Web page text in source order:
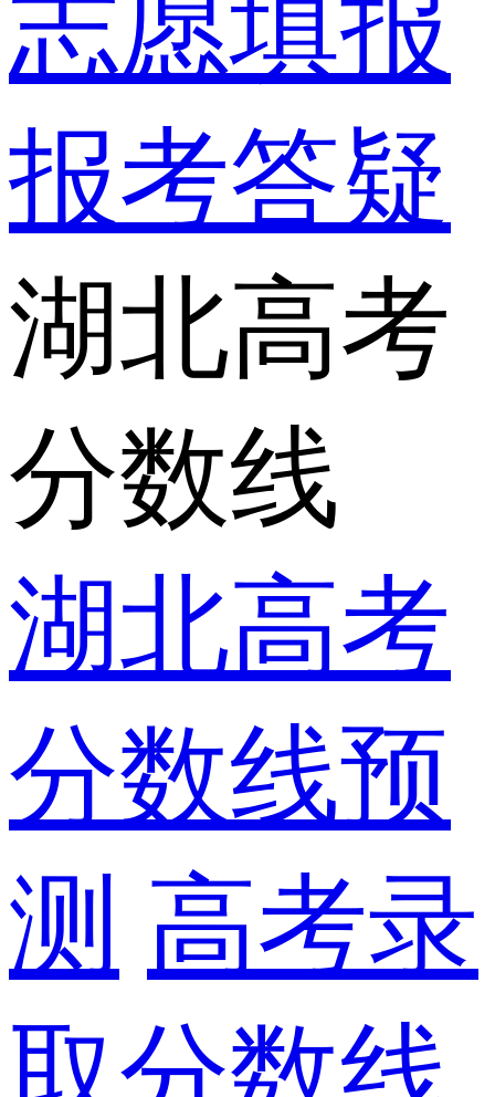
志愿填报
报考答疑
湖北高考
分数线
湖北高考
分数线预
测 高考录